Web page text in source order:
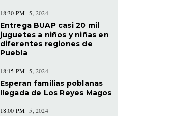
18:30 PM 5, 2024
Entrega BUAP casi 20 mil
juguetes a niños y niñas en
diferentes regiones de
Puebla
18:15 PM 5, 2024
Esperan familias poblanas
llegada de Los Reyes Magos
18:00 PM 5, 2024